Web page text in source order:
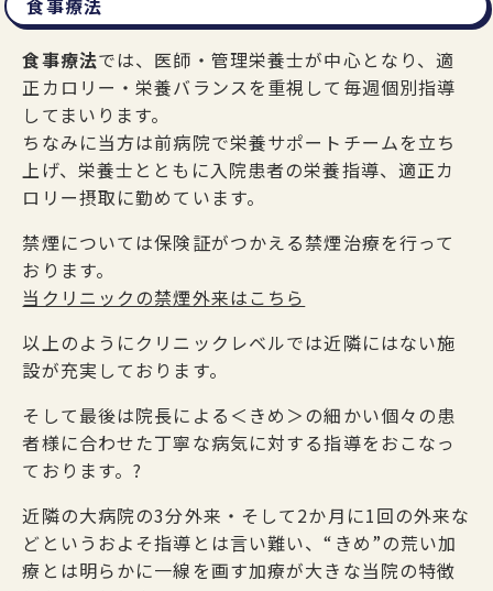
食事療法では、医師・管理栄養士が中心となり、適
正カロリー・栄養バランスを重視して毎週個別指導
してまいります。
ちなみに当方は前病院で栄養サポートチームを立ち
上げ、栄養士とともに入院患者の栄養指導、適正カ
ロリー摂取に勤めています。
禁煙については保険証がつかえる禁煙治療を行って
おります。
当クリニックの禁煙外来はこちら
以上のようにクリニックレベルでは近隣にはない施
設が充実しております。
そして最後は院長による＜きめ＞の細かい個々の患
者様に合わせた丁寧な病気に対する指導をおこなっ
ております。?
近隣の大病院の3分外来・そして2か月に1回の外来な
どというおよそ指導とは言い難い、“きめ”の荒い加
療とは明らかに一線を画す加療が大きな当院の特徴